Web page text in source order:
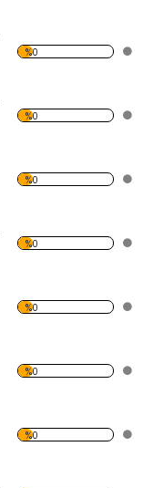
%0
%0
%0
%0
%0
%0
%0